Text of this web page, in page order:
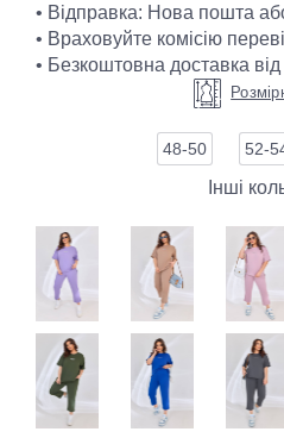
• Відправка: Нова пошта
• Враховуйте комісію
• Безкоштовна доставка
48-50 52-
Інші